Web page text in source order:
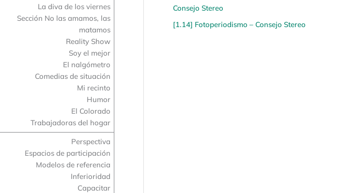
La diva de los viernes
Sección No las amamos, las
matamos
Reality Show
Soy el mejor
El nalgómetro
Comedias de situación
Mi recinto
Humor
El Colorado
Trabajadoras del hogar
Perspectiva
Espacios de participación
Modelos de referencia
Inferioridad
Capacitar
Consejo Stereo
[1.14] Fotoperiodismo – Consejo Stereo